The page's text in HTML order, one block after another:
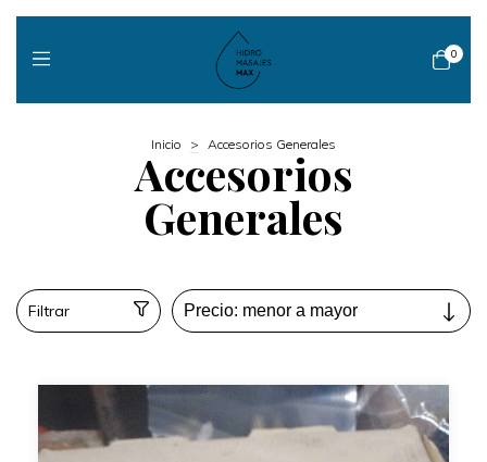
0
Inicio > Accesorios Generales
Accesorios
Generales
Filtrar